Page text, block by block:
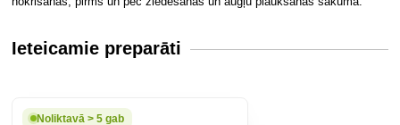
Ieteicamie preparāti
Noliktavā > 5 gab